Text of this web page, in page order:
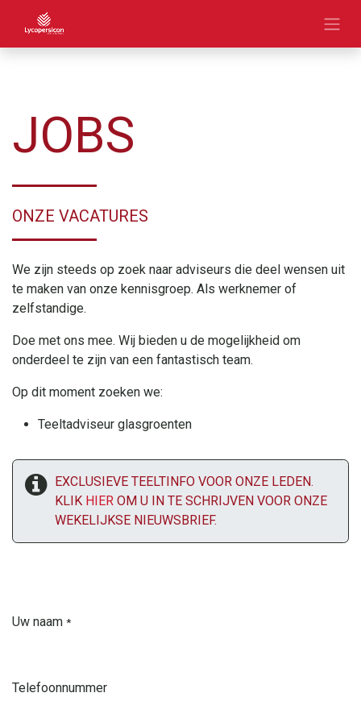
JOBS
ONZE VACATURES
We zijn steeds op zoek naar adviseurs die deel wensen uit
te maken van onze kennisgroep. Als werknemer of
zelfstandige.
Doe met ons mee. Wij bieden u de mogelijkheid om
onderdeel te zijn van een fantastisch team.
Op dit moment zoeken we:
Teeltadviseur glasgroenten
EXCLUSIEVE TEELTINFO VOOR ONZE LEDEN.
KLIK HIER OM U IN TE SCHRIJVEN VOOR ONZE
WEKELIJKSE NIEUWSBRIEF.
Uw naam *
Telefoonnummer